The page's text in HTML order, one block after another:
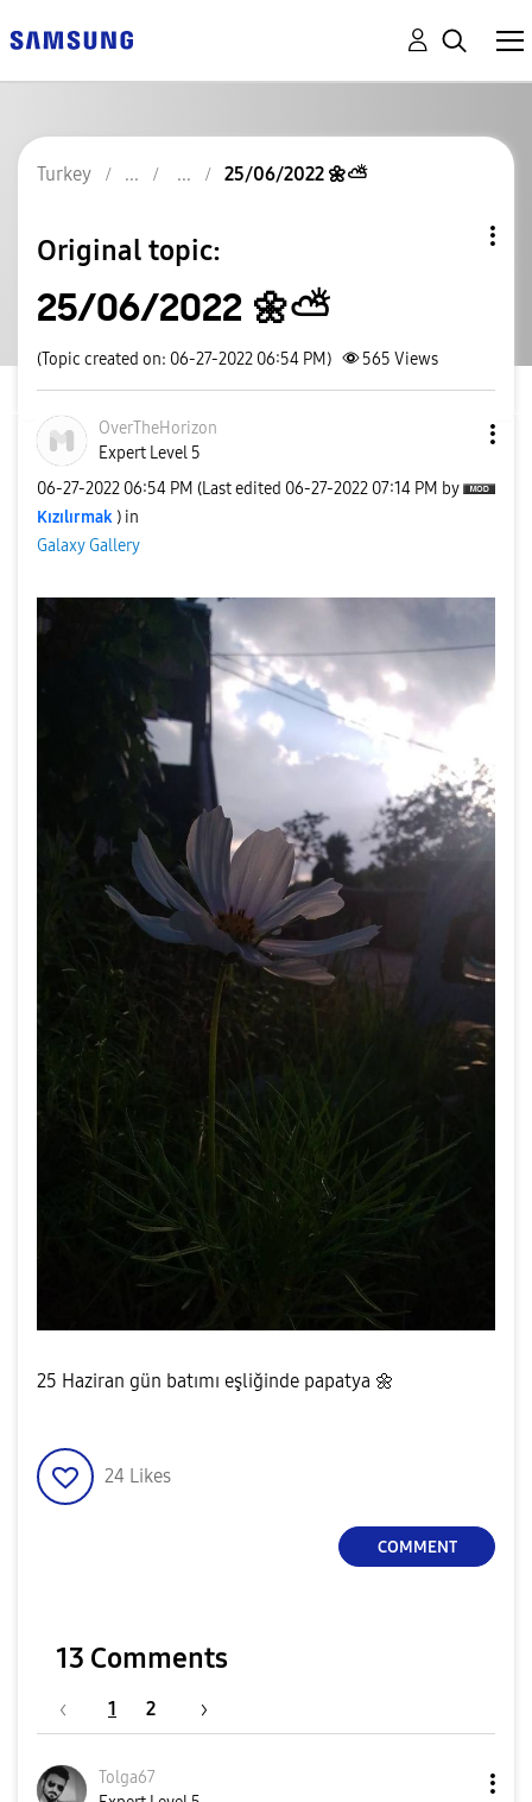
Turkey 25/06/2022 🌼⛅
Original topic:
25/06/2022 🌼⛅
(Topic created on: 06-27-2022 06:54 PM) 565 Views
OverTheHorizon
Expert Level 5
‎06-27-2022 06:54 PM (Last edited ‎06-27-2022 07:14 PM by
Kızılırmak ) in
Galaxy Gallery
25 Haziran gün batımı eşliğinde papatya 🌼
24 Likes
COMMENT
13 Comments
1 2
Tolga67